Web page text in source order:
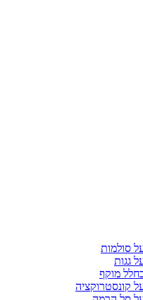
סולמות
גגות
מוקף
קונסטרוקציה